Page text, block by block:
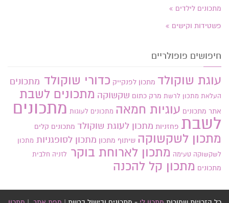
מתכונים לילדים
פשטידות וקישים
חיפושים פופולריים
עוגת שוקולד מתכון לפנקייק כדורי שוקולד מתכונים
העלאת מתכון לרשת מרק כתום שקשוקה מתכונים לשבת
אתר מתכונים עוגיות חמאה מתכונים לעוגות מתכונים
לשבת פחזניות מתכון לעוגת שוקולד מתכונים קלים
מתכון לשקשוקה שיתוף מתכון מתכון לסופגניות מתכון
לשקשוקה טעימה מתכון לארוחת בוקר לזניה חלבית
מתכונים מתכון קל להכנה